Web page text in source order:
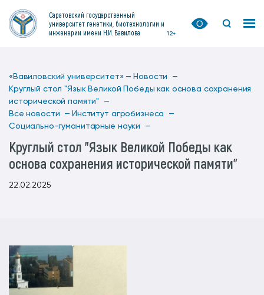
Саратовский государственный
университет генетики, биотехнологии и
инженерии имени Н.И. Вавилова
12+
«Вавиловский университет» — Новости —
Круглый стол "Язык Великой Победы как основа сохранения
исторической памяти" —
Все новости — Институт агробизнеса —
Социально-гуманитарные науки —
Круглый стол "Язык Великой Победы как
основа сохранения исторической памяти"
22.02.2025